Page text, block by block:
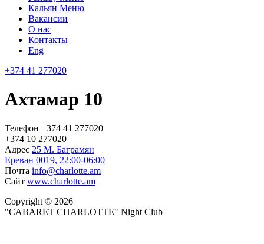
Кальян Меню
Вакансии
О нас
Контакты
Eng
+374 41 277020
Ахтамар 10
Телефон +374 41 277020
+374 10 277020
Адрес 25 М. Баграмян
Ереван 0019, 22:00-06:00
Почта info@charlotte.am
Сайт www.charlotte.am
Copyright © 2026
"CABARET CHARLOTTE" Night Club